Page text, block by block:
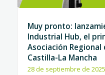
Muy pronto:
Industrial Hub, el
Asociación
Castilla-La Mancha
28 de septiembre de 2025